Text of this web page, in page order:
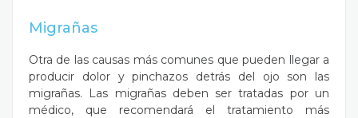
Migrañas
Otra de las causas más comunes que pueden llegar a
producir dolor y pinchazos detrás del ojo son las
migrañas. Las migrañas deben ser tratadas por un
médico, que recomendará el tratamiento más